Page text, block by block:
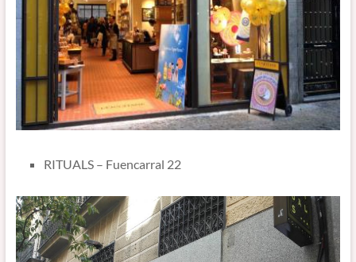
RITUALS – Fuencarral 22